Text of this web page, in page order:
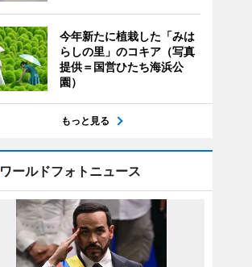
今年新たに植栽した「みは
らしの里」のコキア（写真
提供＝国営ひたち海浜公
園）
もっと見る
ワールドフォトニュース